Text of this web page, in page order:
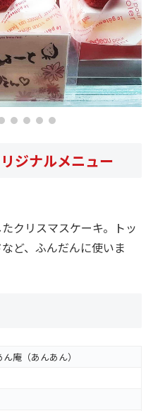
ジナルメニュー
クリスマスケーキ。トッ
ど、ふんだんに使いま
庵（あんあん）